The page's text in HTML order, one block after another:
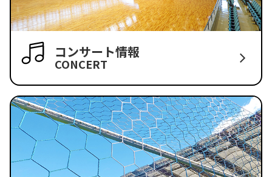
コンサート情報
CONCERT